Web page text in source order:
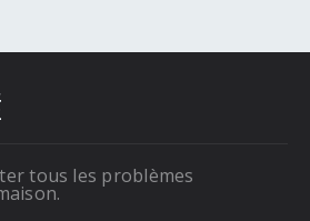
tous les problèmes